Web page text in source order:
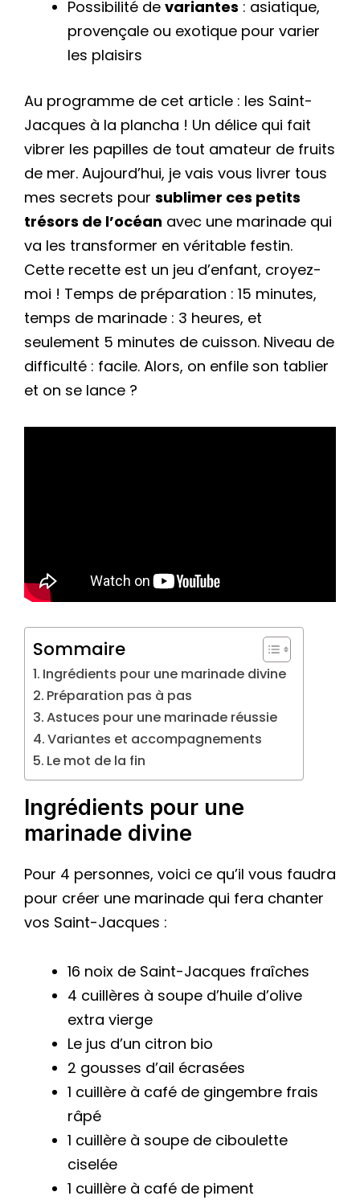
Possibilité de variantes : asiatique,
provençale ou exotique pour varier
les plaisirs
Au programme de cet article : les Saint-
Jacques à la plancha ! Un délice qui fait
vibrer les papilles de tout amateur de fruits
de mer. Aujourd’hui, je vais vous livrer tous
mes secrets pour sublimer ces petits
trésors de l’océan avec une marinade qui
va les transformer en véritable festin.
Cette recette est un jeu d’enfant, croyez-
moi ! Temps de préparation : 15 minutes,
temps de marinade : 3 heures, et
seulement 5 minutes de cuisson. Niveau de
difficulté : facile. Alors, on enfile son tablier
et on se lance ?
Sommaire
Ingrédients pour une marinade divine
Préparation pas à pas
Astuces pour une marinade réussie
Variantes et accompagnements
Le mot de la fin
Ingrédients pour une
marinade divine
Pour 4 personnes, voici ce qu’il vous faudra
pour créer une marinade qui fera chanter
vos Saint-Jacques :
16 noix de Saint-Jacques fraîches
4 cuillères à soupe d’huile d’olive
extra vierge
Le jus d’un citron bio
2 gousses d’ail écrasées
1 cuillère à café de gingembre frais
râpé
1 cuillère à soupe de ciboulette
ciselée
1 cuillère à café de piment